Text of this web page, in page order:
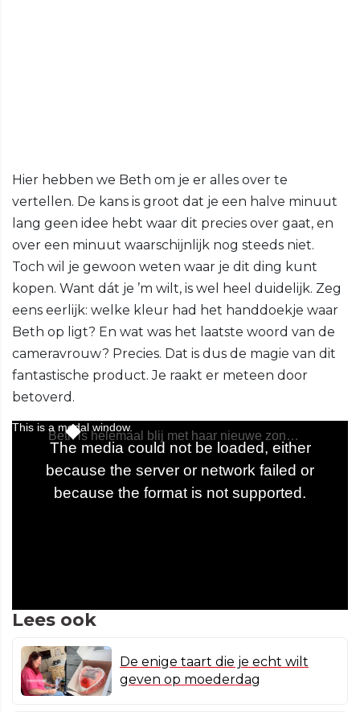
Hier hebben we Beth om je er alles over te
vertellen. De kans is groot dat je een halve minuut
lang geen idee hebt waar dit precies over gaat, en
over een minuut waarschijnlijk nog steeds niet.
Toch wil je gewoon weten waar je dit ding kunt
kopen. Want dát je ’m wilt, is wel heel duidelijk. Zeg
eens eerlijk: welke kleur had het handdoekje waar
Beth op ligt? En wat was het laatste woord van de
cameravrouw? Precies. Dat is dus de magie van dit
fantastische product. Je raakt er meteen door
betoverd.
Lees ook
De enige taart die je echt wilt
geven op moederdag